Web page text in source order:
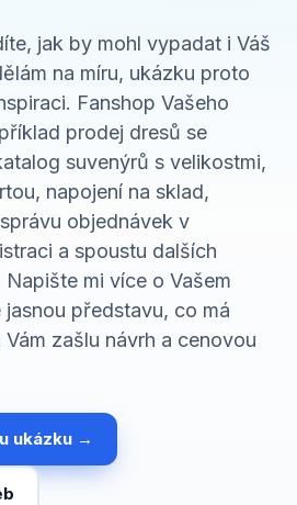
jak by mohl vypadat i Váš
na míru, ukázku proto
Fanshop Vašeho
prodej dresů se
suvenýrů s velikostmi,
napojení na sklad,
objednávek v
a spoustu dalších
mi více o Vašem
představu, co má
zašlu návrh a cenovou
ukázku →